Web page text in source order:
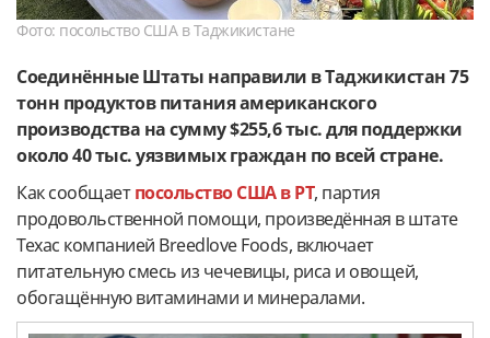
Фото: посольство США в Таджикистане
Соединённые Штаты направили в Таджикистан 75
тонн продуктов питания американского
производства на сумму $255,6 тыс. для поддержки
около 40 тыс. уязвимых граждан по всей стране.
Как сообщаетпосольство США в РТ, партия
продовольственной помощи, произведённая в штате
Техас компанией Breedlove Foods, включает
питательную смесь из чечевицы, риса и овощей,
обогащённую витаминами и минералами.